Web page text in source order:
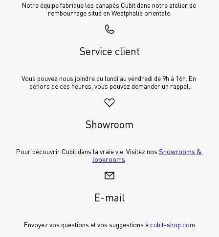
Notre équipe fabrique les canapés Cubit dans notre atelier de
rembourrage situé en Westphalie orientale.
Service client
Vous pouvez nous joindre du lundi au vendredi de 9h à 16h. En
dehors de ces heures, vous pouvez demander un rappel.
Showroom
Pour découvrir Cubit dans la vraie vie. Visitez nos Showrooms &
lookrooms
E-mail
Envoyez vos questions et vos suggestions à cubit-shop.com